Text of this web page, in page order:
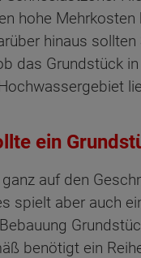
hohe Mehrkosten
hinaus sollten
das Grundstück
ein
auf den
spielt aber auch
benötigt ein